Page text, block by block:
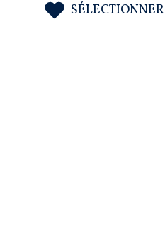
SÉLECTIONNER